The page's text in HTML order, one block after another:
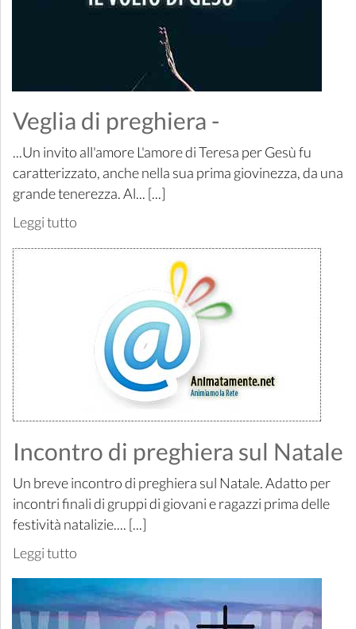
Veglia di preghiera -
...Un invito all'amore L'amore di Teresa per Gesù fu
caratterizzato, anche nella sua prima giovinezza, da una
grande tenerezza. Al... [...]
Leggi tutto
Incontro di preghiera sul Natale
Un breve incontro di preghiera sul Natale. Adatto per
incontri finali di gruppi di giovani e ragazzi prima delle
festività natalizie.... [...]
Leggi tutto